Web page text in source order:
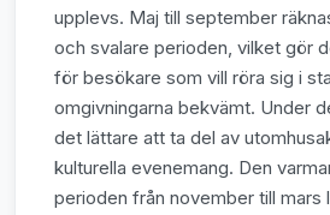
upplevs. Maj till september
och svalare perioden, vilket gör
för besökare som vill röra sig i
omgivningarna bekvämt. Under
det lättare att ta del av
kulturella evenemang. Den
perioden från november till mars